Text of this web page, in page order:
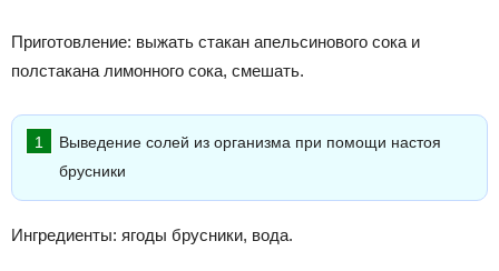
Приготовление: выжать стакан апельсинового сока и
полстакана лимонного сока, смешать.
Выведение солей из организма при помощи настоя
брусники
Ингредиенты: ягоды брусники, вода.